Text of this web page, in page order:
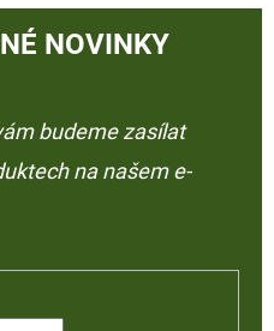
NOVINKY
budeme zasílat
na našem e-